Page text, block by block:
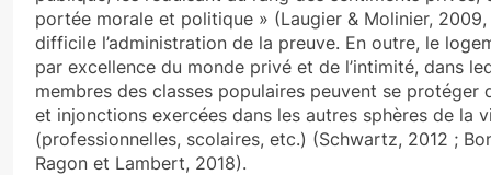
portée morale et politique » (Laugier & Molinier,
difficile l’administration de la preuve. En outre, le
par excellence du monde privé et de l’intimité, dans
membres des classes populaires peuvent se protéger
et injonctions exercées dans les autres sphères de la
(professionnelles, scolaires, etc.) (Schwartz, 2012 ;
Ragon et Lambert, 2018).